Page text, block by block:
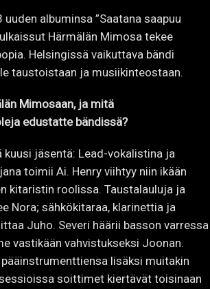
albuminsa ”Saatana saapuu
Härmälän Mimosa tekee
Helsingissä vaikuttava bändi
taustoistaan ja musiikinteostaan.
Mimosaan, ja mitä
edustatte bändissä?
kuusi jäsentä: Lead-vokalistina ja
toimii Ai. Henry viihtyy niin ikään
kitaristin roolissa. Taustalauluja ja
Nora; sähkökitaraa, klarinettia ja
Juho. Severi häärii basson varressa
vastikään vahvistukseksi Joonan.
lisäksi muitakin
soittimet kiertävät toisinaan